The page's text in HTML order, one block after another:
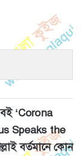
বই ‘Corona
Speaks the
বর্তমানে কোন